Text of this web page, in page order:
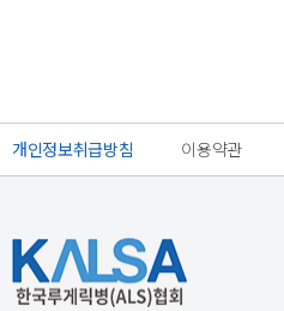
개인정보취급방침 이용약관